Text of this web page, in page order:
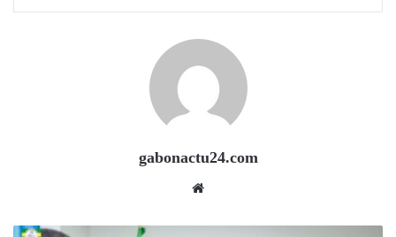
gabonactu24.com